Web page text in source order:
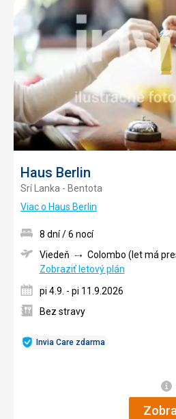
Haus Berlin
Srí Lanka - Bentota
Viac o Haus Berlin
Invia Care zdarma
8 dní / 6 nocí
Viedeň
Colombo (let má
Zobraziť letový plán
pi 4.9. - pi 11.9.2026
Bez stravy